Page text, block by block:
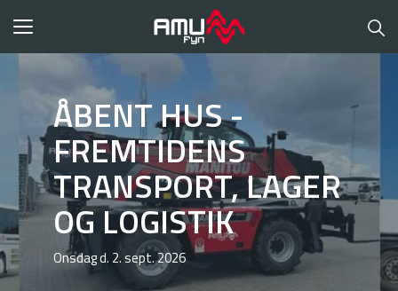
Toggle
ÅBENT HUS -
FREMTIDENS
TRANSPORT, LAGER
OG LOGISTIK
Onsdag d. 2. sept. 2026